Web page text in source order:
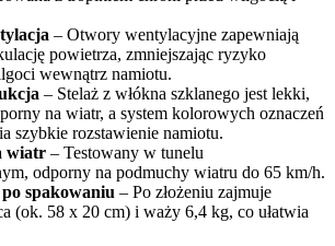
– Otwory wentylacyjne zapewniają
powietrza, zmniejszając ryzyko
wewnątrz namiotu.
– Stelaż z włókna szklanego jest lekki,
na wiatr, a system kolorowych oznaczeń
szybkie rozstawienie namiotu.
wiatr – Testowany w tunelu
odporny na podmuchy wiatru do 65 km/h.
spakowaniu – Po złożeniu zajmuje
(ok. 58 x 20 cm) i waży 6,4 kg, co ułatwia